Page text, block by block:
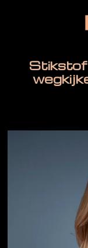
hoofdinhoud
Stikstof